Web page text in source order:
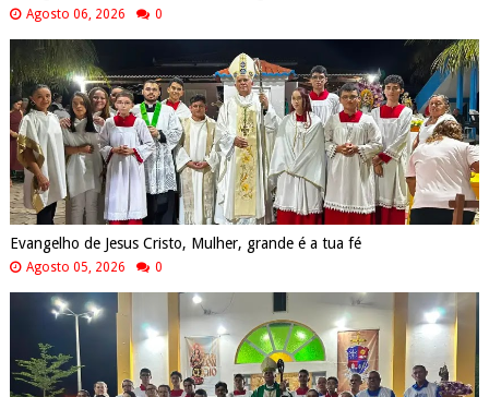
Agosto 06, 2026 0
Evangelho de Jesus Cristo, Mulher, grande é a tua fé
Agosto 05, 2026 0